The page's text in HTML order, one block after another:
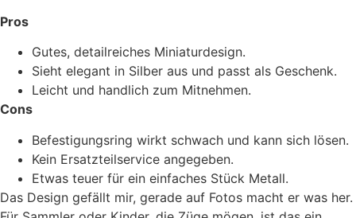
Pros
Gutes, detailreiches Miniaturdesign.
Sieht elegant in Silber aus und passt als Geschenk.
Leicht und handlich zum Mitnehmen.
Cons
Befestigungsring wirkt schwach und kann sich lösen.
Kein Ersatzteilservice angegeben.
Etwas teuer für ein einfaches Stück Metall.
Das Design gefällt mir, gerade auf Fotos macht er was her.